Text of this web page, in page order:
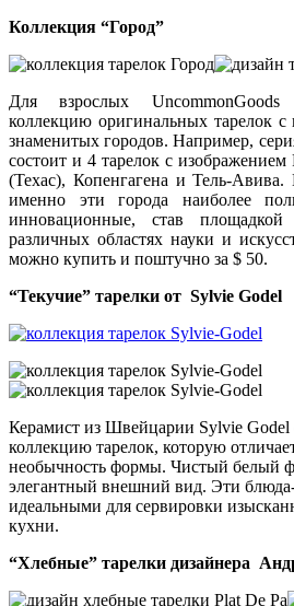
Коллекция “Город”
Для взрослых UncommonGoods
коллекцию оригинальных тарелок
знаменитых городов. Например,
состоит и 4 тарелок с
(Техас), Копенгагена и Тель-
именно эти города наиболее
инновационные, став
различных областях науки и
можно купить и поштучно за $ 50.
“Текучие” тарелки от Sylvie Godel
Керамист из Швейцарии Sylvie Godel
коллекцию тарелок, которую
необычность формы. Чистый белый
элегантный внешний вид. Эти
идеальными для сервировки
кухни.
“Хлебные” тарелки дизайнера